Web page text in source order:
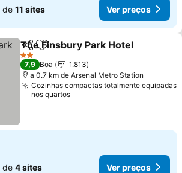
de 11 sites Ver preços
PartilharAdicionar aos favoritos
The Finsbury Park Hotel
2 Estrelas
7,9 Boa
1.813
a 0.7 km de Arsenal Metro Station
Cozinhas compactas totalmente equipadas
nos quartos
de 4 sites Ver preços